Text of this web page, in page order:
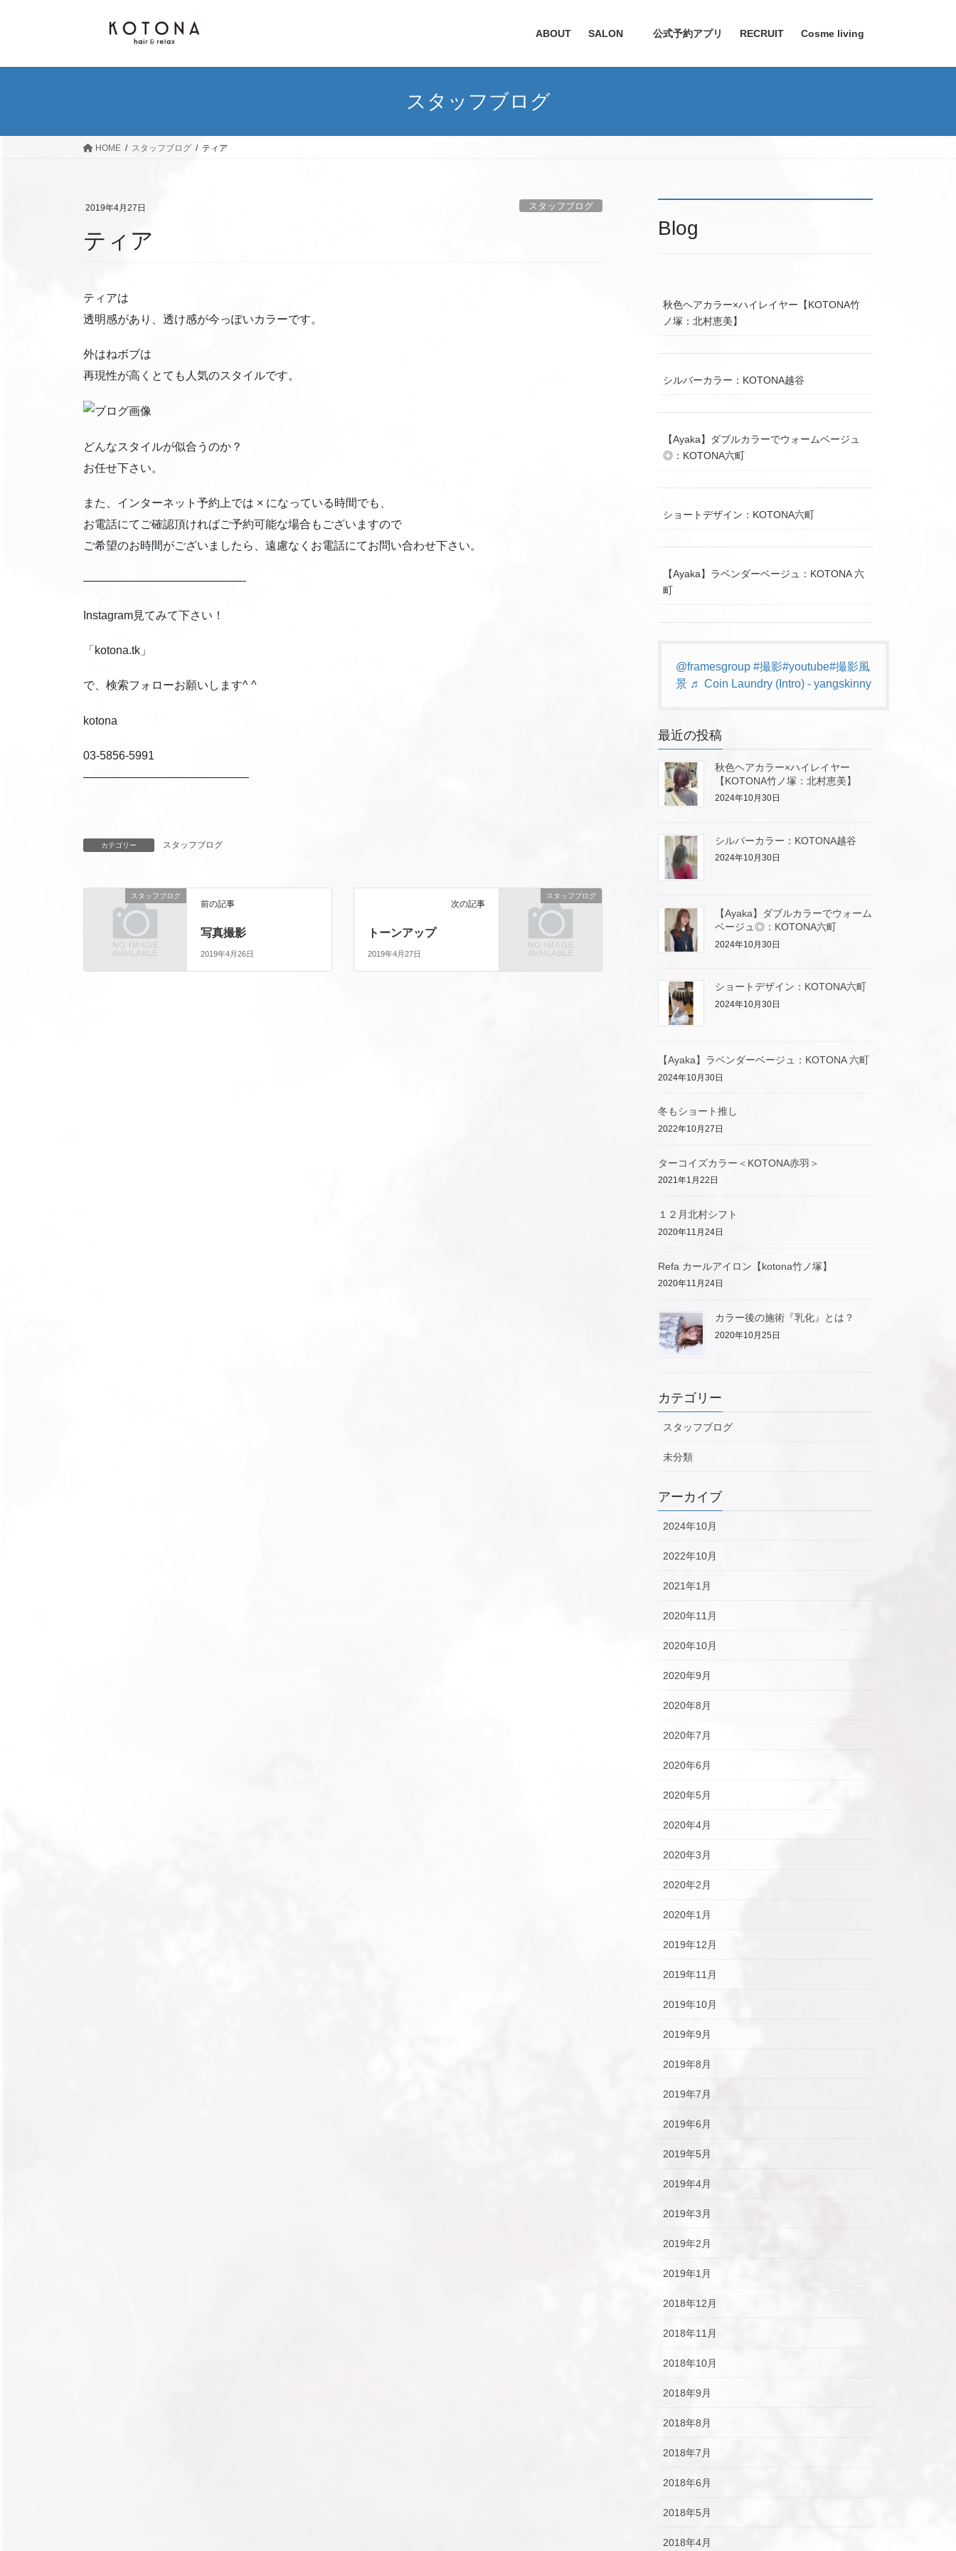
ABOUT SALON 公式予約アプリ RECRUIT Cosme living
スタッフブログ
HOME スタッフブログ ティア
2019年4月27日 スタッフブログ
ティア
ティアは
透明感があり、透け感が今っぽいカラーです。
外はねボブは
再現性が高くとても人気のスタイルです。
どんなスタイルが似合うのか？
お任せ下さい。
また、インターネット予約上では × になっている時間でも、
お電話にてご確認頂ければご予約可能な場合もございますので
ご希望のお時間がございましたら、遠慮なくお電話にてお問い合わせ下さい。
——————————————-
Instagram見てみて下さい！
「kotona.tk」
で、検索フォローお願いします^ ^
kotona
03-5856-5991
——————————————–
カテゴリー スタッフブログ
スタッフブログ
前の記事
写真撮影
2019年4月26日
スタッフブログ
次の記事
トーンアップ
2019年4月27日
Blog
秋色ヘアカラー×ハイレイヤー【KOTONA竹
ノ塚：北村恵美】
シルバーカラー：KOTONA越谷
【Ayaka】ダブルカラーでウォームベージュ
◎：KOTONA六町
ショートデザイン：KOTONA六町
【Ayaka】ラベンダーベージュ：KOTONA 六
町
@framesgroup #撮影#youtube#撮影風
景 ♬ Coin Laundry (Intro) - yangskinny
最近の投稿
秋色ヘアカラー×ハイレイヤー
【KOTONA竹ノ塚：北村恵美】
2024年10月30日
シルバーカラー：KOTONA越谷
2024年10月30日
【Ayaka】ダブルカラーでウォーム
ベージュ◎：KOTONA六町
2024年10月30日
ショートデザイン：KOTONA六町
2024年10月30日
【Ayaka】ラベンダーベージュ：KOTONA 六町
2024年10月30日
冬もショート推し
2022年10月27日
ターコイズカラー＜KOTONA赤羽＞
2021年1月22日
１２月北村シフト
2020年11月24日
Refa カールアイロン【kotona竹ノ塚】
2020年11月24日
カラー後の施術『乳化』とは？
2020年10月25日
カテゴリー
スタッフブログ
未分類
アーカイブ
2024年10月
2022年10月
2021年1月
2020年11月
2020年10月
2020年9月
2020年8月
2020年7月
2020年6月
2020年5月
2020年4月
2020年3月
2020年2月
2020年1月
2019年12月
2019年11月
2019年10月
2019年9月
2019年8月
2019年7月
2019年6月
2019年5月
2019年4月
2019年3月
2019年2月
2019年1月
2018年12月
2018年11月
2018年10月
2018年9月
2018年8月
2018年7月
2018年6月
2018年5月
2018年4月